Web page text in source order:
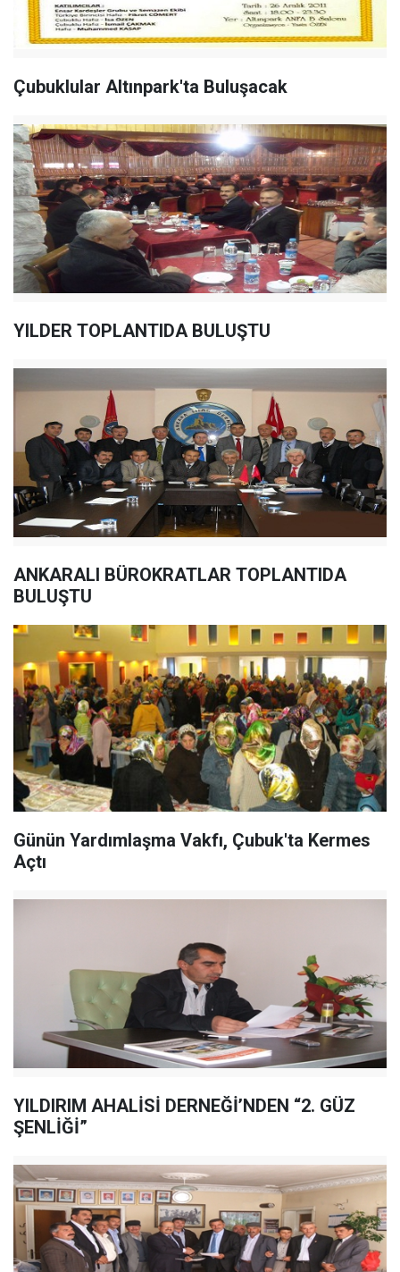
Çubuklular Altınpark'ta Buluşacak
YILDER TOPLANTIDA BULUŞTU
ANKARALI BÜROKRATLAR TOPLANTIDA
BULUŞTU
Günün Yardımlaşma Vakfı, Çubuk'ta Kermes
Açtı
YILDIRIM AHALİSİ DERNEĞİ’NDEN “2. GÜZ
ŞENLİĞİ”